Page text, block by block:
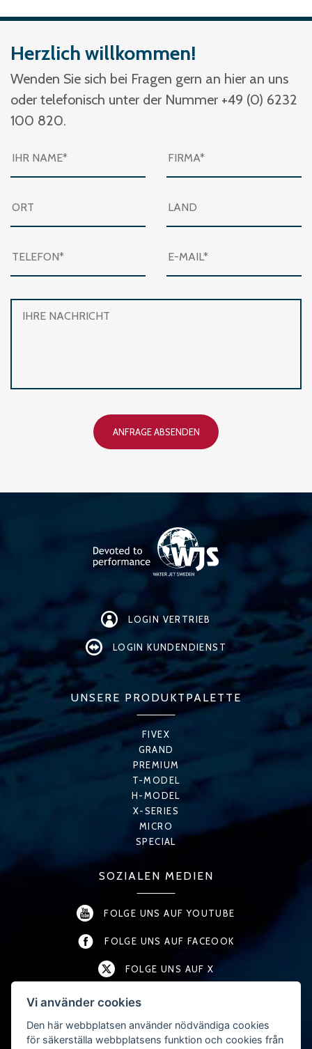
Herzlich willkommen!
Wenden Sie sich bei Fragen gern an hier an uns
oder telefonisch unter der Nummer +49 (0) 6232
100 820.
ANFRAGE ABSENDEN
LOGIN VERTRIEB
LOGIN KUNDENDIENST
UNSERE PRODUKTPALETTE
FIVEX
GRAND
PREMIUM
T-MODEL
H-MODEL
X-SERIES
MICRO
SPECIAL
SOZIALEN MEDIEN
FOLGE UNS AUF YOUTUBE
FOLGE UNS AUF FACEOOK
FOLGE UNS AUF X
FOLGE UNS AUF LINKEDIN
FOLGE UNS AUF INSTAGRAM
Vi använder cookies
Den här webbplatsen använder nödvändiga cookies
för säkerställa webbplatsens funktion och cookies från